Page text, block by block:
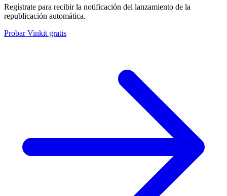
Regístrate para recibir la notificación del lanzamiento de la
republicación automática.
Probar Vinkit gratis